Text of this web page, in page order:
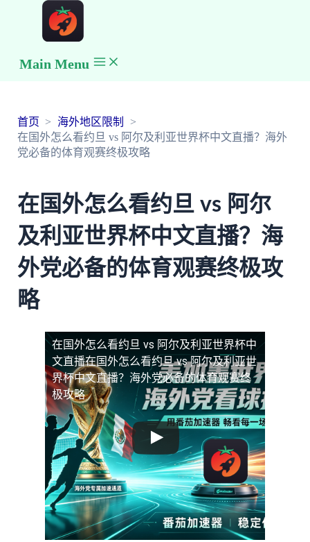
Main Menu
首页
海外地区限制
在国外怎么看约旦 vs 阿尔及利亚世界杯中文直播？海外
党必备的体育观赛终极攻略
在国外怎么看约旦 vs 阿尔
及利亚世界杯中文直播？海
外党必备的体育观赛终极攻
略
在国外怎么看约旦 vs 阿尔及利亚世界杯中
文直播在国外怎么看约旦 vs 阿尔及利亚世
界杯中文直播？海外党必备的体育观赛终
极攻略